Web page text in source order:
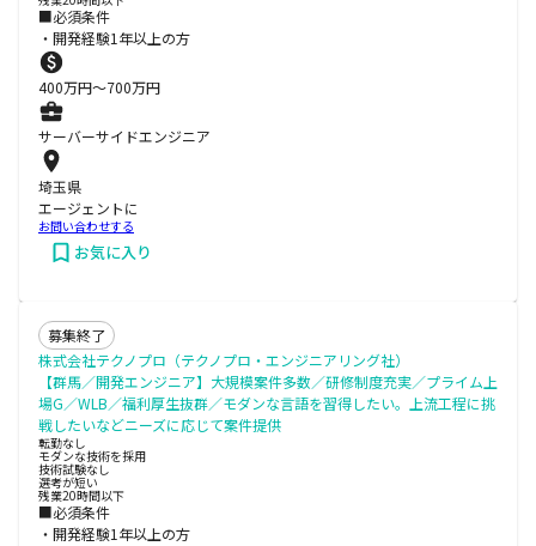
■必須条件
・開発経験1年以上の方
400万円〜700万円
サーバーサイドエンジニア
埼玉県
エージェントに
お問い合わせする
お気に入り
募集終了
株式会社テクノプロ（テクノプロ・エンジニアリング社）
【群馬／開発エンジニア】大規模案件多数／研修制度充実／プライム上
場G／WLB／福利厚生抜群／モダンな言語を習得したい。上流工程に挑
戦したいなどニーズに応じて案件提供
転勤なし
モダンな技術を採用
技術試験なし
選考が短い
残業20時間以下
■必須条件
・開発経験1年以上の方